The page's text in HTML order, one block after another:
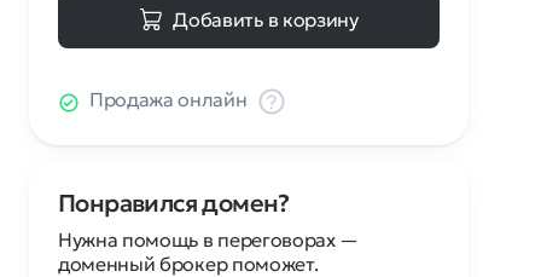
Добавить в корзину
Продажа онлайн
Понравился домен?
Нужна помощь в переговорах —
доменный брокер поможет.